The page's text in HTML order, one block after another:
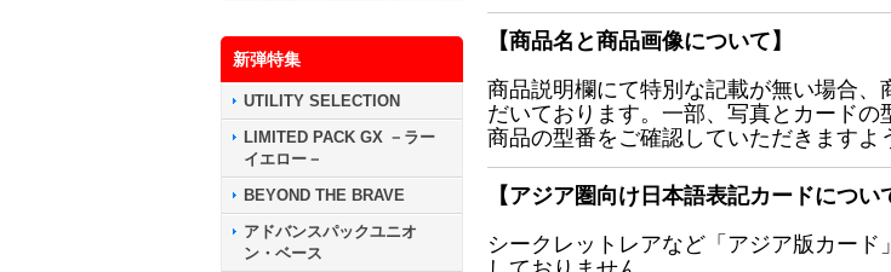
新弾特集
UTILITY SELECTION
LIMITED PACK GX －ラー
イエロー－
BEYOND THE BRAVE
アドバンスパックユニオ
ン・ベース
【商品名と商品画像について】
商品説明欄にて特別な記載が無い場合
だいております。一部、写真とカード
商品の型番をご確認していただきますよ
【アジア圏向け日本語表記カードについ
シークレットレアなど「アジア版カー